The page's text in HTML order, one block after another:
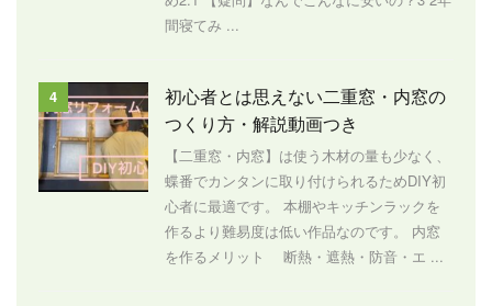
間寝てみ ...
4
初心者とは思えない二重窓・内窓の
つくり方・解説動画つき
【二重窓・内窓】は使う木材の量も少なく、
蝶番でカンタンに取り付けられるためDIY初
心者に最適です。 本棚やキッチンラックを
作るより難易度は低い作品なのです。 内窓
を作るメリット 断熱・遮熱・防音・エ ...